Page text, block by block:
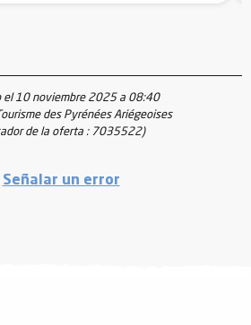
el 10 noviembre 2025 a 08:40
des Pyrénées Ariégeoises
de la oferta : 7035522)
Señalar un error